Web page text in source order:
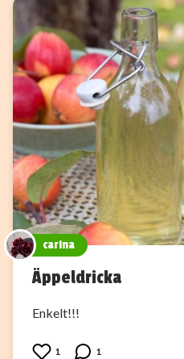
carina
Äppeldricka
Enkelt!!!
1 1